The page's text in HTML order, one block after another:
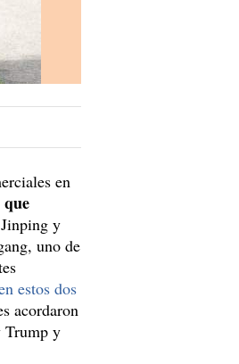
en
y
uno de
estos dos
acordaron
Trump y